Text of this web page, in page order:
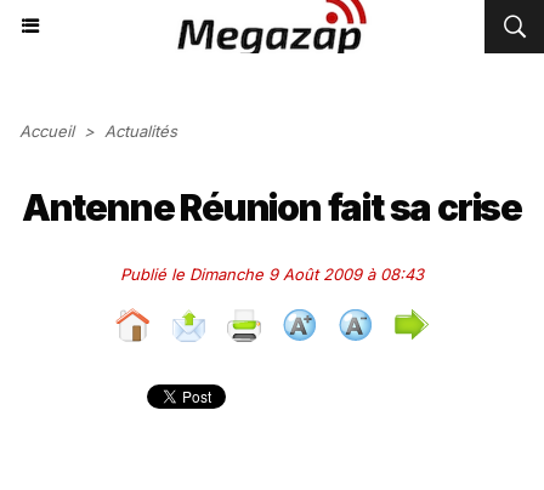
Accueil > Actualités
Antenne Réunion fait sa crise
Publié le Dimanche 9 Août 2009 à 08:43